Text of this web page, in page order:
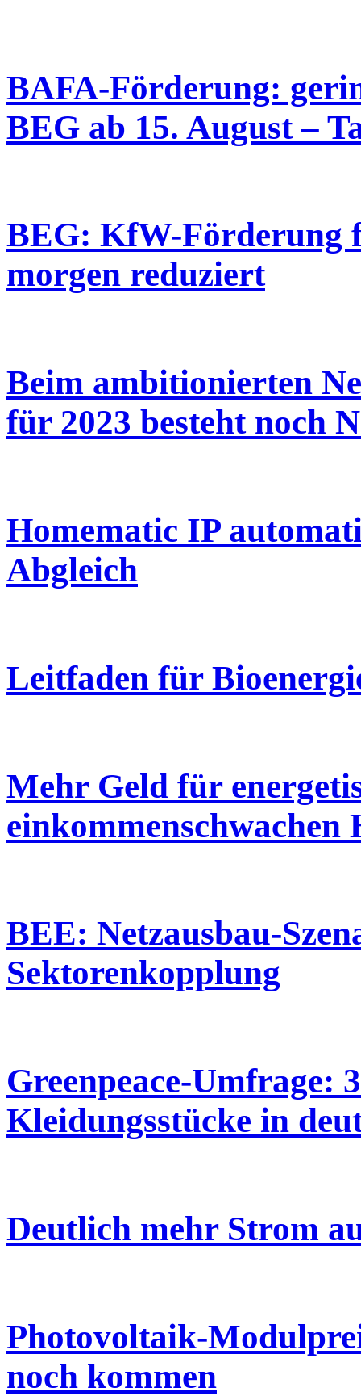
BAFA-Förderung:
BEG ab 15. August –
BEG: KfW-Förderung
morgen reduziert
Beim ambitionierten
für 2023 besteht noch
Homematic IP
Abgleich
Leitfaden für
Mehr Geld für
einkommenschwachen
BEE: Netzausbau-
Sektorenkopplung
Greenpeace-Umfrage:
Kleidungsstücke in
Deutlich mehr Strom
Photovoltaik-
noch kommen